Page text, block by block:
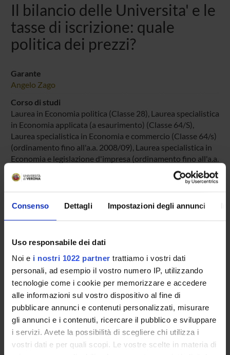
Consenso Dettagli Impostazioni degli annunci
Uso responsabile dei dati
Noi e i nostri 1022 partner trattiamo i vostri dati
personali, ad esempio il vostro numero IP, utilizzando
tecnologie come i cookie per memorizzare e accedere
alle informazioni sul vostro dispositivo al fine di
pubblicare annunci e contenuti personalizzati, misurare
gli annunci e i contenuti, ricercare il pubblico e sviluppare
i servizi. Avete la possibilità di scegliere chi utilizza i
vostri dati e per quali scopi. Le vostre scelte in materia di
Il bilancio delle Universita' e le
tasse di iscrizione: quale
politica dei prezzi?
Garante
Angelo Zago
Corso di studi
Laurea in Economia politica (Classe 28), Laurea specialistica
in Economia applicata (a esaurimento) (Classe 64/S),
Laurea specialistica in Economia e commercio (Classe 64/s)
(ordinamento fino all'a.a. 2008/09), Laurea specialistica in
Economia e legislazione d'impresa (ordinamento fino all'a.a.
Descrizione
particolarmente motivati).
Come iscriversi
Insegnamenti
Calendario didattico
Piani didattici